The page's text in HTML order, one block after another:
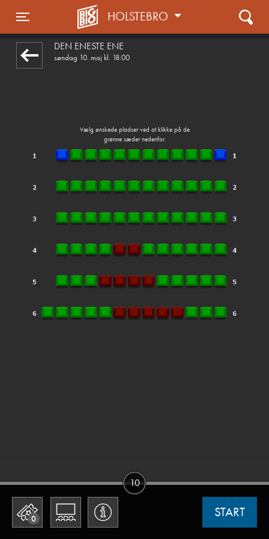
Toggle navigation
HOLSTEBRO
DEN ENESTE ENE
søndag 10. maj kl. 18:00
Vælg ønskede pladser ved at klikke på de
grønne sæder nedenfor.
0 START
10
front05-temp 053914